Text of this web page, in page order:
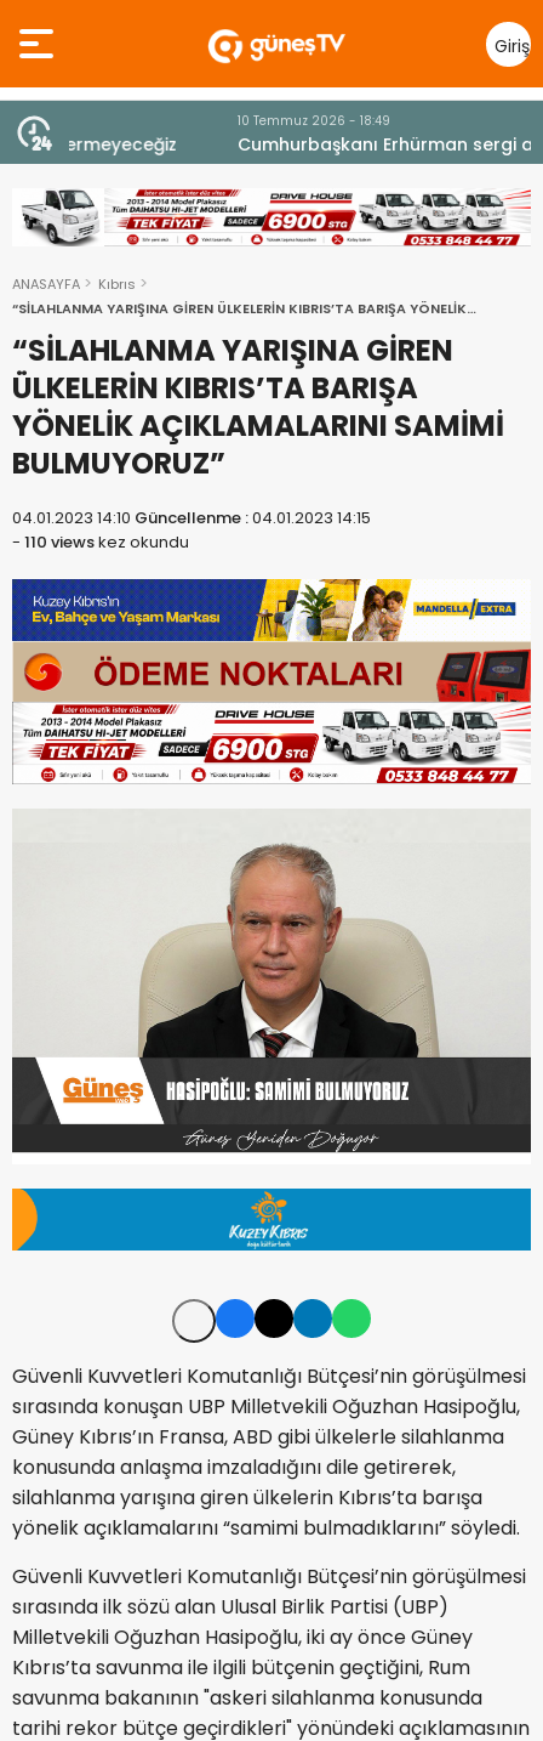
Giriş
Yap
Cumhurbaşkanı Erhürman sergi açılışında
fenalaşarak hastaneye kaldırıldı
ANASAYFA
Kıbrıs
“SİLAHLANMA YARIŞINA GİREN ÜLKELERİN KIBRIS’TA BARIŞA YÖNELİK
AÇIKLAMALARINI SAMİMİ BULMUYORUZ”
“SİLAHLANMA YARIŞINA GİREN
ÜLKELERİN KIBRIS’TA BARIŞA
YÖNELİK AÇIKLAMALARINI SAMİMİ
BULMUYORUZ”
04.01.2023 14:10 Güncellenme :04.01.2023 14:15
- 110 viewskez okundu
Güvenli Kuvvetleri Komutanlığı Bütçesi’nin görüşülmesi
sırasında konuşan UBP Milletvekili Oğuzhan Hasipoğlu,
Güney Kıbrıs’ın Fransa, ABD gibi ülkelerle silahlanma
konusunda anlaşma imzaladığını dile getirerek,
silahlanma yarışına giren ülkelerin Kıbrıs’ta barışa
yönelik açıklamalarını “samimi bulmadıklarını” söyledi.
Güvenli Kuvvetleri Komutanlığı Bütçesi’nin görüşülmesi
sırasında ilk sözü alan Ulusal Birlik Partisi (UBP)
MilletvekiliOğuzhan Hasipoğlu, iki ay önce Güney
Kıbrıs’ta savunma ile ilgili bütçenin geçtiğini, Rum
savunma bakanının "askeri silahlanma konusunda
tarihi rekor bütçe geçirdikleri" yönündeki açıklamasının